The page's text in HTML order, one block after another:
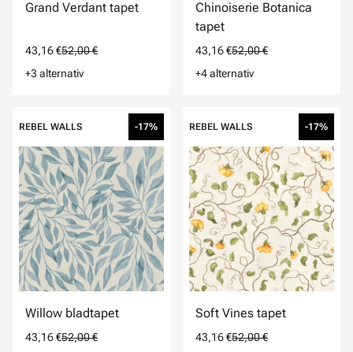
Grand Verdant tapet
43,16 €52,00 €
+3 alternativ
Chinoiserie Botanica
tapet
43,16 €52,00 €
+4 alternativ
REBEL WALLS -17%
Willow bladtapet
43,16 €52,00 €
REBEL WALLS -17%
Soft Vines tapet
43,16 €52,00 €